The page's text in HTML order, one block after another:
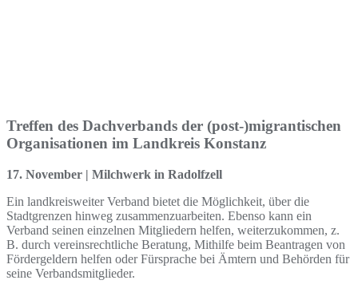
Treffen des Dachverbands der (post-)migrantischen
Organisationen im Landkreis Konstanz
17. November | Milchwerk in Radolfzell
Ein landkreisweiter Verband bietet die Möglichkeit, über die
Stadtgrenzen hinweg zusammenzuarbeiten. Ebenso kann ein
Verband seinen einzelnen Mitgliedern helfen, weiterzukommen, z.
B. durch vereinsrechtliche Beratung, Mithilfe beim Beantragen von
Fördergeldern helfen oder Fürsprache bei Ämtern und Behörden für
seine Verbandsmitglieder.